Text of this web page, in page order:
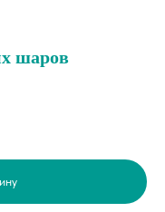
шаров